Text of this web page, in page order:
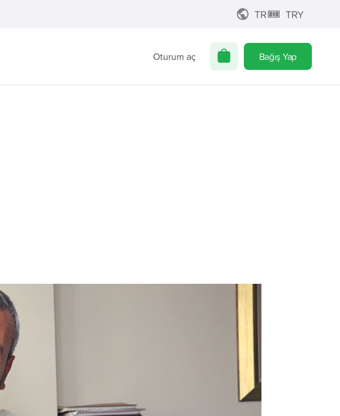
TR TRY
Oturum aç Bağış Yap